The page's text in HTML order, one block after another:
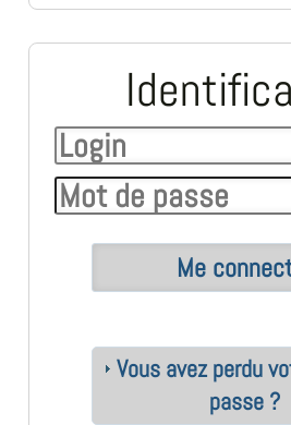
Vous avez perdu
passe ?